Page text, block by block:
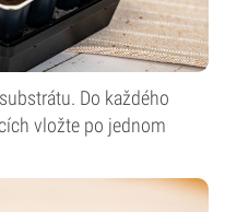
Do každého
vložte po jednom